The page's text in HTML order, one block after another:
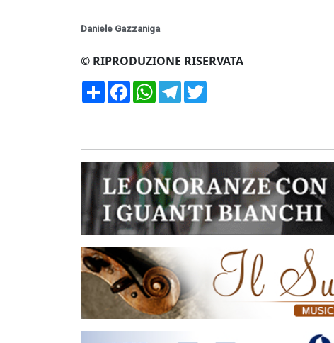
Daniele Gazzaniga
© RIPRODUZIONE RISERVATA
CondividiFacebookWhatsApp
Telegram